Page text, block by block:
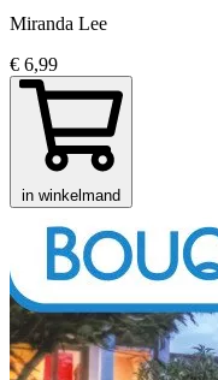
Miranda Lee
€ 6,99
in winkelmand